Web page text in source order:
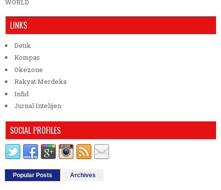
WORLD
LINKS
Detik
Kompas
Okezone
Rakyat Merdeka
Infid
Jurnal Intelijen
SOCIAL PROFILES
Popular Posts Archives